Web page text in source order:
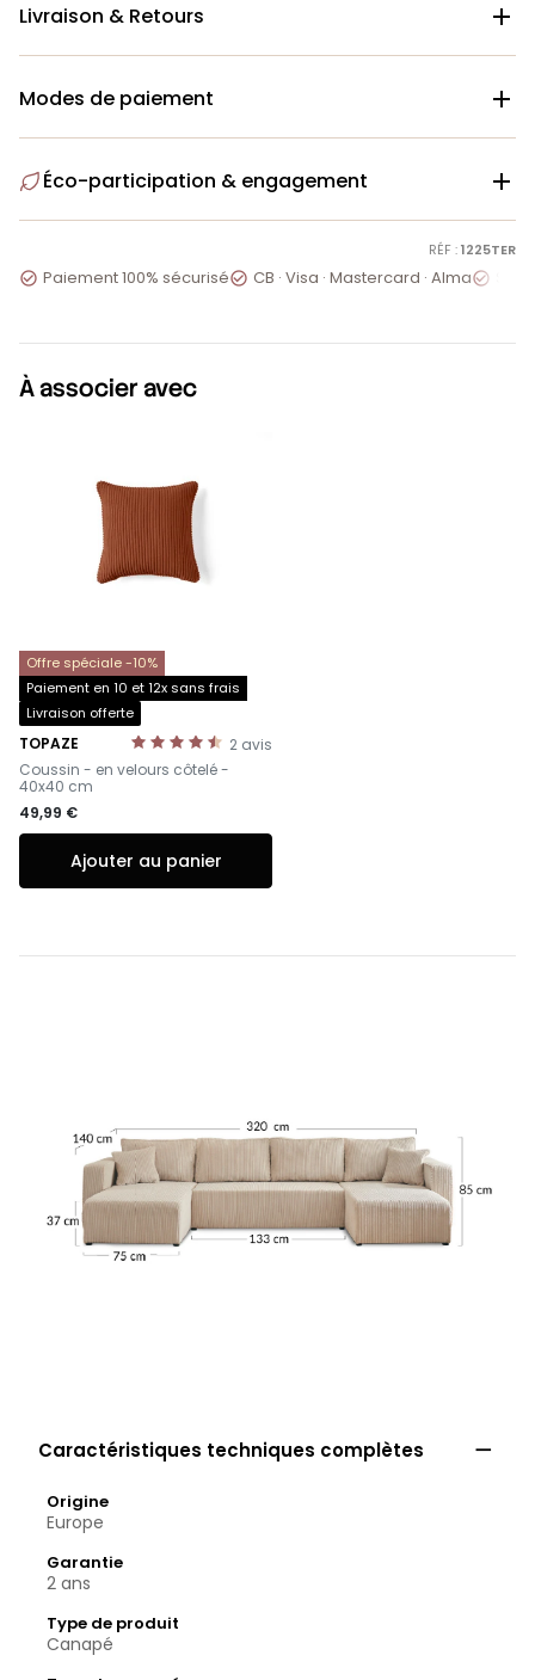
Livraison & Retours 
Modes de paiement 
Éco-participation & engagement 
RÉF :1225TER
 Paiement 100% sécurisé CB · Visa · Mastercard · Alma
À associer avec
Offre spéciale -10%
Paiement en 10 et 12x sans frais
Livraison offerte
2 avis
TOPAZE
-
Coussin - en velours côtelé -
40x40 cm
49,99 €
Ajouter au panier
Caractéristiques techniques complètes 
Origine
Europe
Garantie
2 ans
Type de produit
Canapé